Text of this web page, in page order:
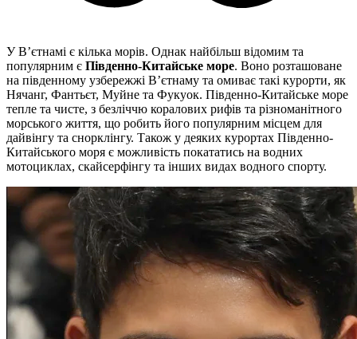
У В’єтнамі є кілька морів. Однак найбільш відомим та
популярним є Південно-Китайське море. Воно розташоване
на південному узбережжі В’єтнаму та омиває такі курорти, як
Нячанг, Фантьєт, Муйне та Фукуок. Південно-Китайське море
тепле та чисте, з безліччю коралових рифів та різноманітного
морського життя, що робить його популярним місцем для
дайвінгу та снорклінгу. Також у деяких курортах Південно-
Китайського моря є можливість покататись на водних
мотоциклах, скайсерфінгу та інших видах водного спорту.